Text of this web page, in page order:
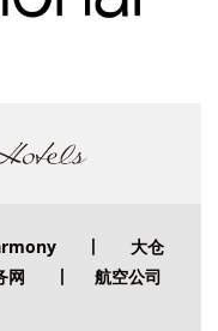
丨 大仓
网 丨 航空公司